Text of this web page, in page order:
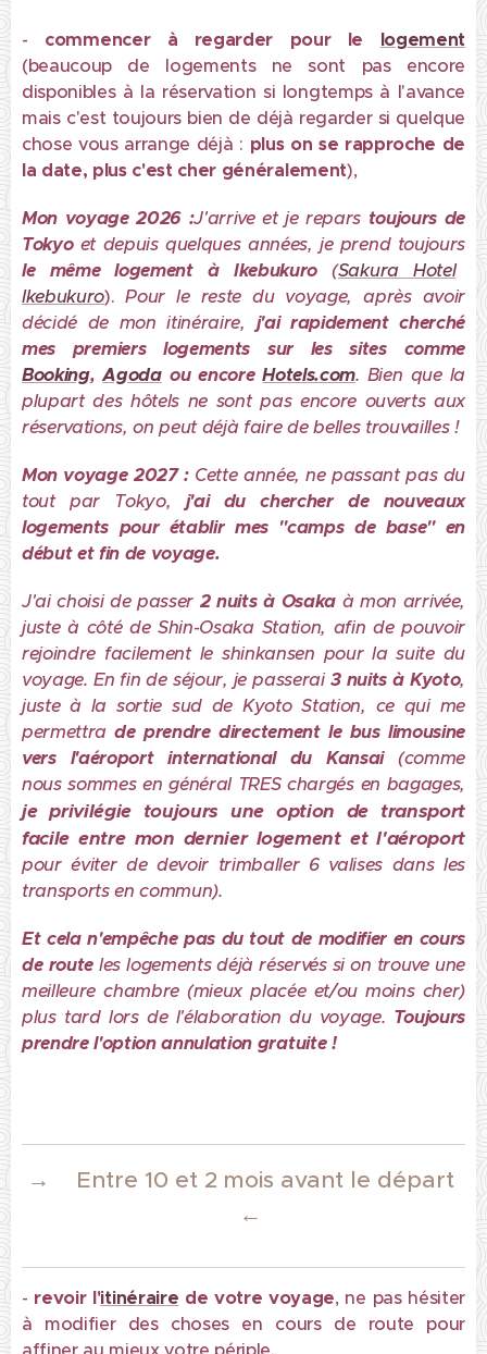
- commencer à regarder pour le logement
(beaucoup de logements ne sont pas encore
disponibles à la réservation si longtemps à l'avance
mais c'est toujours bien de déjà regarder si quelque
chose vous arrange déjà : plus on se rapproche de
la date, plus c'est cher généralement),
Mon voyage 2026 :J'arrive et je repars toujours de
Tokyoet depuis quelques années, je prend toujours
le même logement
à Ikebukuro(Sakura
Hotel
Ikebukuro).Pour le reste du voyage, après avoir
décidé de mon itinéraire, j'ai rapidement cherché
mes premiers logements sur les sites comme
Booking,Agodaou encoreHotels.com. Bien que la
plupart des hôtels ne sont pas encore ouverts aux
réservations, on peut déjà faire de belles trouvailles !
Mon voyage 2027 : Cette année, ne passant pas du
tout par Tokyo, j'ai du chercher de nouveaux
logements pour établir mes "camps de base" en
début et fin de voyage.
J'ai choisi de passer 2 nuits à Osakaà mon arrivée,
juste à côté de Shin-Osaka Station, afin de pouvoir
rejoindre facilement le shinkansen pour la suite du
voyage. En fin de séjour, je passerai 3 nuits à Kyoto,
juste à la sortie sud de Kyoto Station, ce qui me
permettrade prendre directement le bus limousine
vers l'aéroport international du Kansai (comme
nous sommes en général TRES chargés en bagages,
je privilégie toujours une option de transport
facile entre mon dernier logement et l'aéroport
pour éviter de devoir trimballer 6 valises dans les
transports en commun).
Et cela n'empêche pas du tout de modifier en cours
de routeles logements déjà réservés si on trouve une
meilleure chambre (mieux placée et/ou moins cher)
plus tard lors de l'élaboration du voyage. Toujours
prendre l'option annulation gratuite !
→ Entre 10 et 2 mois avant le départ
←
- revoir l'itinéraire de votre voyage, ne pas hésiter
à modifier des choses en cours de route pour